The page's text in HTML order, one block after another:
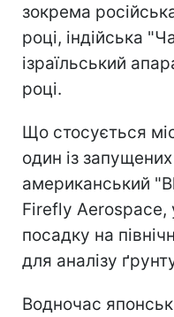
зокрема
році, індійська
ізраїльський
році.
Що стосується
один із
американський
Firefly Aerospace,
посадку на
для аналізу
Водночас